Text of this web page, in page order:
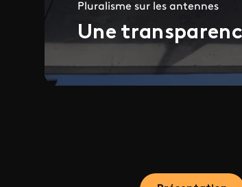
Pluralisme sur les antennes
Une